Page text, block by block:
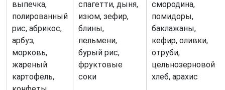
выпечка,
полированный
рис, абрикос,
арбуз,
морковь,
жареный
картофель,
спагетти, дыня,
изюм, зефир,
блины,
пельмени,
бурый рис,
фруктовые
соки
смородина,
помидоры,
баклажаны,
кефир, оливки,
отруби,
цельнозерновой
хлеб, арахис